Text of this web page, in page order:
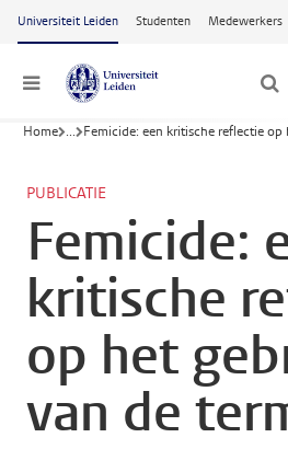
Ga naar hoofdinhoud
Universiteit Leiden Studenten Medewerkers
Menu
Home ... Femicide: een kritische reflectie
PUBLICATIE
Femicide:
kritische
op het
van de